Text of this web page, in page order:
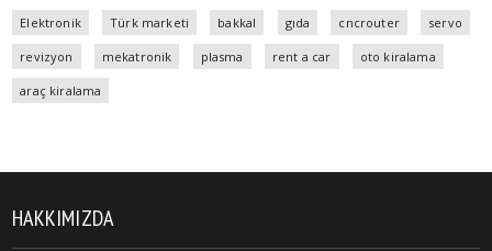
Elektronik Türk marketi bakkal gıda cncrouter servo
revizyon mekatronik plasma rent a car oto kiralama
araç kiralama
HAKKIMIZDA